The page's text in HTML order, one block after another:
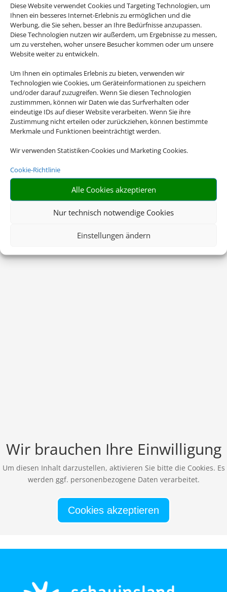
Diese Website verwendet Cookies und Targeting Technologien, um
Ihnen ein besseres Internet-Erlebnis zu ermöglichen und die
Werbung, die Sie sehen, besser an Ihre Bedürfnisse anzupassen.
Diese Technologien nutzen wir außerdem, um Ergebnisse zu messen,
um zu verstehen, woher unsere Besucher kommen oder um unsere
Website weiter zu entwickeln.
Um Ihnen ein optimales Erlebnis zu bieten, verwenden wir
Technologien wie Cookies, um Geräteinformationen zu speichern
und/oder darauf zuzugreifen. Wenn Sie diesen Technologien
zustimmmen, können wir Daten wie das Surfverhalten oder
eindeutige IDs auf dieser Website verarbeiten. Wenn Sie ihre
Zustimmung nicht erteilen oder zurückziehen, können bestimmte
Merkmale und Funktionen beeinträchtigt werden.
Wir verwenden Statistiken-Cookies und Marketing Cookies.
Cookie-Richtlinie
Alle Cookies akzeptieren
Nur technisch notwendige Cookies
Einstellungen ändern
Wir brauchen Ihre Einwilligung
Um diesen Inhalt darzustellen, aktivieren Sie bitte die Cookies. Es
werden ggf. personenbezogene Daten verarbeitet.
Cookies akzeptieren